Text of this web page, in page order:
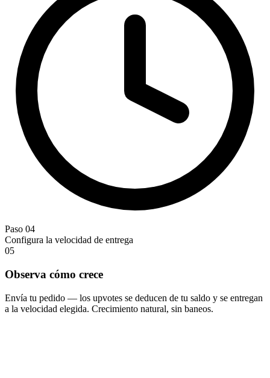
Paso 04
Configura la velocidad de entrega
05
Observa cómo crece
Envía tu pedido — los upvotes se deducen de tu saldo y se entregan
a la velocidad elegida. Crecimiento natural, sin baneos.